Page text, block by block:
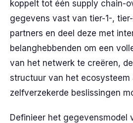
koppelt tot één supply chain-
gegevens vast van tier-1-,
partners en deel deze met
belanghebbenden om een
van het netwerk te creëren,
structuur van het ecosysteem
zelfverzekerde beslissingen
Definieer het gegevensmodel